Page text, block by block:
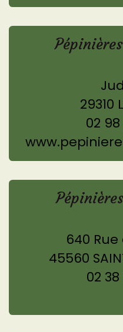
29310
02
640
45560
02